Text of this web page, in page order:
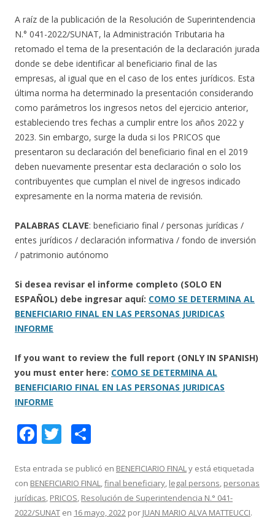
A raíz de la publicación de la Resolución de Superintendencia
N.° 041-2022/SUNAT, la Administración Tributaria ha
retomado el tema de la presentación de la declaración jurada
donde se debe identificar al beneficiario final de las
empresas, al igual que en el caso de los entes jurídicos. Esta
última norma ha determinado la presentación considerando
como parámetros los ingresos netos del ejercicio anterior,
estableciendo tres fechas a cumplir entre los años 2022 y
2023. Sin embargo, surge la duda si los PRICOS que
presentaron su declaración del beneficiario final en el 2019
deben nuevamente presentar esta declaración o solo los
contribuyentes que cumplan el nivel de ingresos indicado
expresamente en la norma materia de revisión.
PALABRAS CLAVE: beneficiario final / personas jurídicas /
entes jurídicos / declaración informativa / fondo de inversión
/ patrimonio autónomo
Si desea revisar el informe completo (SOLO EN
ESPAÑOL) debe ingresar aquí: COMO SE DETERMINA AL
BENEFICIARIO FINAL EN LAS PERSONAS JURIDICAS
INFORME
If you want to review the full report (ONLY IN SPANISH)
you must enter here: COMO SE DETERMINA AL
BENEFICIARIO FINAL EN LAS PERSONAS JURIDICAS
INFORME
F
e
b
o
T
itt
er
m
p
ar
Esta entrada se publicó en BENEFICIARIO FINALy está etiquetada
con BENEFICIARIO FINAL,final beneficiary, legal persons, personas
jurídicas, PRICOS, Resolución de Superintendencia N.° 041-
2022/SUNAT en 16 mayo, 2022 por JUAN MARIO ALVA MATTEUCCI.